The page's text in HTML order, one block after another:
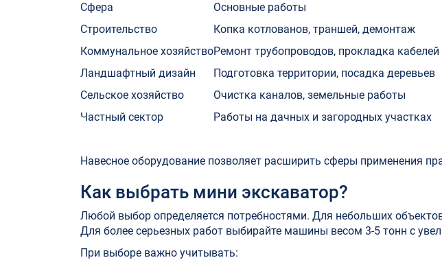
Сфера
Основные работы
Строительство
Копка котлованов, траншей, демонтаж
Коммунальное хозяйствоРемонт трубопроводов, прокладка кабелей
Ландшафтный дизайн
Подготовка территории, посадка деревьев
Сельское хозяйство
Очистка каналов, земельные работы
Частный сектор
Работы на дачных и загородных участках
Навесное оборудование позволяет расширить сферы применения
Как выбрать мини экскаватор?
Любой выбор определяется потребностями. Для небольших
Для более серьезных работ выбирайте машины весом 3-5 тонн с
При выборе важно учитывать: